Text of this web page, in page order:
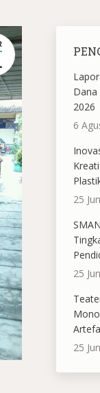
Dana
2026
6
25
25
25